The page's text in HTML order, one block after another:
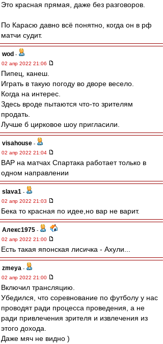
Это красная прямая, даже без разговоров.
По Карасю давно всё понятно, когда он в рф
матчи судит.
wod -
02 апр 2022 21:06
Пипец, канеш.
Играть в такую погоду во дворе весело.
Когда на интерес.
Здесь вроде пытаются что-то зрителям
продать.
Лучше б цирковое шоу пригласили.
visahouse -
02 апр 2022 21:04
ВАР на матчах Спартака работает только в
одном направлении
slava1 -
02 апр 2022 21:03
Бека то красная по идее,но вар не варит.
Алекс1975 -
02 апр 2022 21:00
Есть такая японская лисичка - Ахули...
zmeya -
02 апр 2022 21:00
Включил трансляцию.
Убедился, что соревнование по футболу у нас
проводят ради процесса проведения, а не
ради привлечения зрителя и извлечения из
этого дохода.
Даже мяч не видно )